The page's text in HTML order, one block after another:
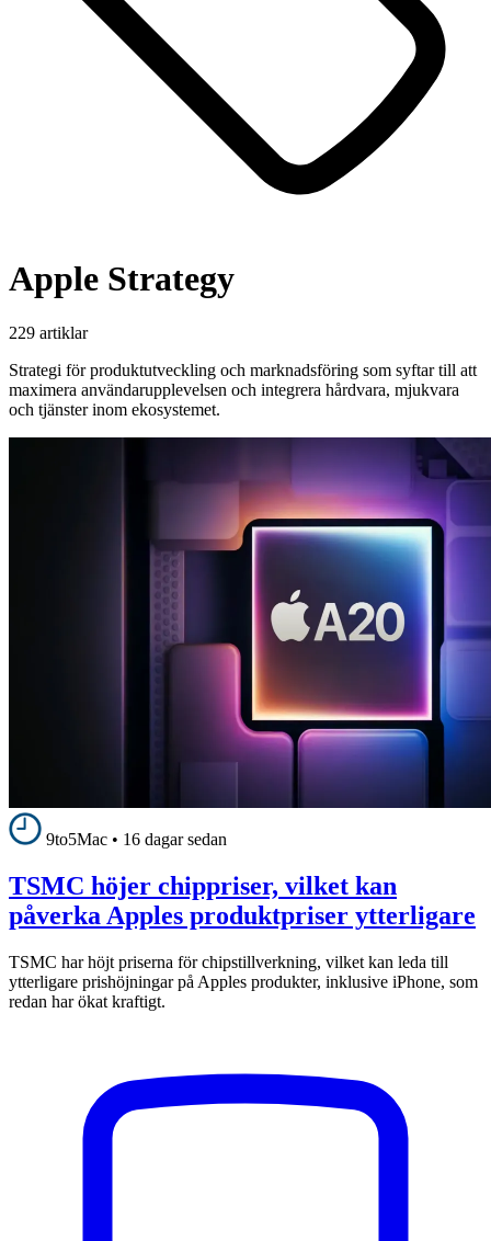
Apple Strategy
229 artiklar
Strategi för produktutveckling och marknadsföring som syftar till att
maximera användarupplevelsen och integrera hårdvara, mjukvara
och tjänster inom ekosystemet.
9to5Mac • 16 dagar sedan
TSMC höjer chippriser, vilket kan
påverka Apples produktpriser ytterligare
TSMC har höjt priserna för chipstillverkning, vilket kan leda till
ytterligare prishöjningar på Apples produkter, inklusive iPhone, som
redan har ökat kraftigt.